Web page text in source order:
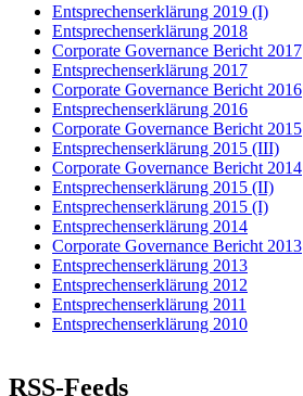
Entsprechenserklärung 2019 (I)
Entsprechenserklärung 2018
Corporate Governance Bericht 2017
Entsprechenserklärung 2017
Corporate Governance Bericht 2016
Entsprechenserklärung 2016
Corporate Governance Bericht 2015
Entsprechenserklärung 2015 (III)
Corporate Governance Bericht 2014
Entsprechenserklärung 2015 (II)
Entsprechenserklärung 2015 (I)
Entsprechenserklärung 2014
Corporate Governance Bericht 2013
Entsprechenserklärung 2013
Entsprechenserklärung 2012
Entsprechenserklärung 2011
Entsprechenserklärung 2010
RSS-Feeds